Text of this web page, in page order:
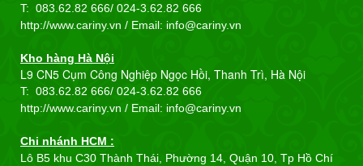
T: 083.62.82 666/ 024-3.62.82 666
http://www.cariny.vn / Email: info@cariny.vn
Kho hàng Hà Nội
L9 CN5 Cụm Công Nghiệp Ngọc Hồi, Thanh Trì, Hà Nội
T: 083.62.82 666/ 024-3.62.82 666
http://www.cariny.vn / Email: info@cariny.vn
Chi nhánh HCM :
Lô B5 khu C30 Thành Thái, Phường 14, Quận 10, Tp Hồ Chí